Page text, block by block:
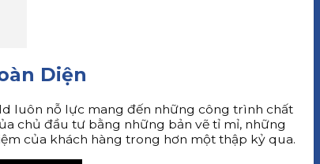
Diện
luôn nỗ lực mang đến những công trình chất
chủ đầu tư bằng những bản vẽ tỉ mỉ, những
của khách hàng trong hơn một thập kỷ qua.